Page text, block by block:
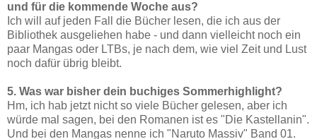
und für die kommende Woche aus?
Ich will auf jeden Fall die Bücher lesen, die ich aus der
Bibliothek ausgeliehen habe - und dann vielleicht noch ein
paar Mangas oder LTBs, je nach dem, wie viel Zeit und Lust
noch dafür übrig bleibt.
5. Was war bisher dein buchiges Sommerhighlight?
Hm, ich hab jetzt nicht so viele Bücher gelesen, aber ich
würde mal sagen, bei den Romanen ist es "Die Kastellanin".
Und bei den Mangas nenne ich "Naruto Massiv" Band 01.